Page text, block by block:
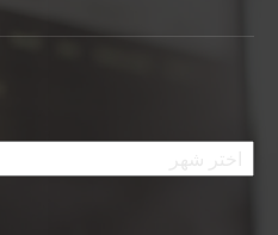
الأرشيف